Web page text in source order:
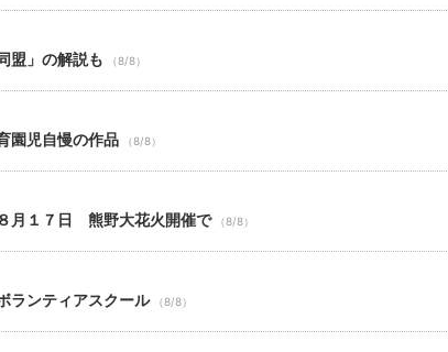
盟」の解説も （8/8）
園児自慢の作品 （8/8）
月１７日 熊野大花火開催で （8/8）
ランティアスクール （8/8）